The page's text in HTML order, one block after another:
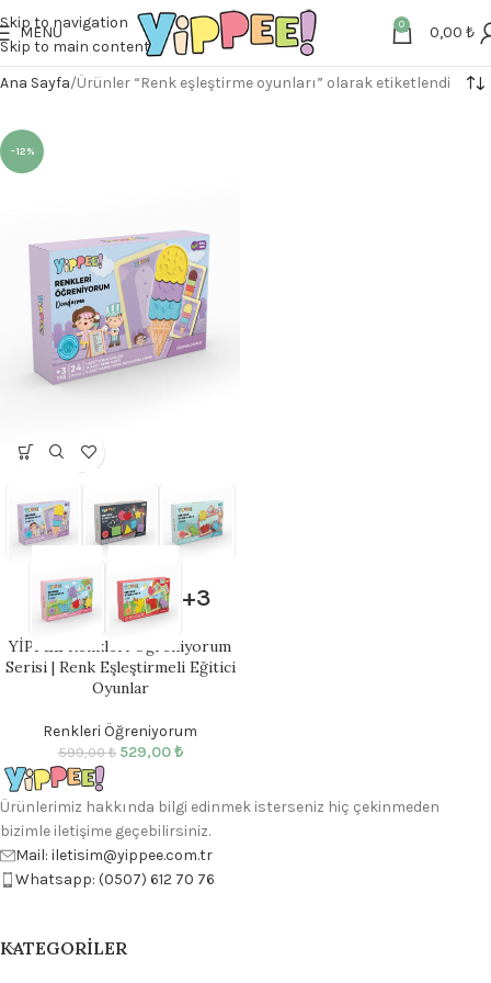
Skip to navigation
Skip to main content
MENU 0 0,00 ₺
Ana Sayfa Ürünler “Renk eşleştirme oyunları” olarak etiketlendi
-12%
+3
YİPPEE Renkleri Öğreniyorum
Serisi | Renk Eşleştirmeli Eğitici
Oyunlar
Renkleri Öğreniyorum
599,00₺ 529,00₺
Ürünlerimiz hakkında bilgi edinmek isterseniz hiç çekinmeden
bizimle iletişime geçebilirsiniz.
Mail: iletisim@yippee.com.tr
Whatsapp: (0507) 612 70 76
KATEGORILER